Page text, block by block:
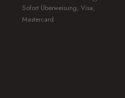
Sofort Überweisung, Visa,
Mastercard